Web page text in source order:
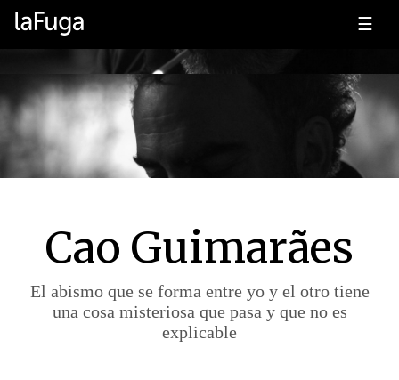
☰
Cao Guimarães
El abismo que se forma entre yo y el otro tiene
una cosa misteriosa que pasa y que no es
explicable